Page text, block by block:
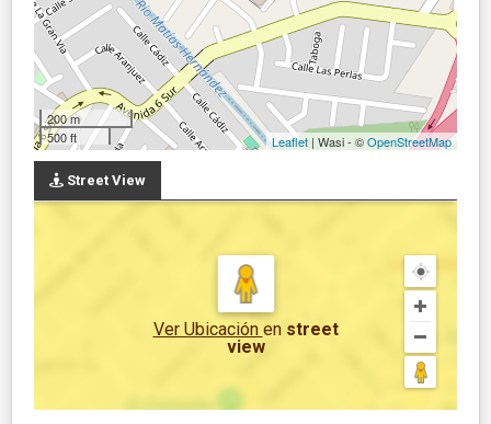
200 m
500 ft
Leaflet | Wasi - ©OpenStreetMap
Street View
Ver Ubicación en street
view